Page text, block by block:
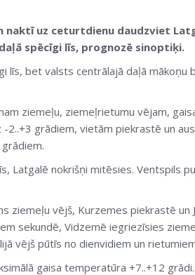
naktī uz ceturtdienu daudzviet
spēcīgi līs, prognozē sinoptiķi.
līs, bet valsts centrālajā daļā mākoņu
ziemeļu, ziemeļrietumu vējam,
-2..+3 grādiem, vietām piekrastē un
Latgalē nokrišņi mitēsies. Ventspils
ziemeļu vējš, Kurzemes piekrastē un
sekundē, Vidzemē iegriezīsies
vējš pūtīs no dienvidiem un
gaisa temperatūra +7..+12 grādi.